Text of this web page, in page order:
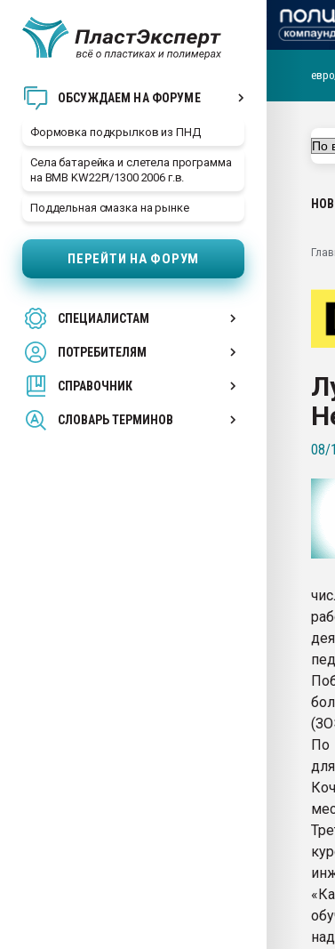
ОБСУЖДАЕМ НА ФОРУМЕ
Формовка подкрылков из ПНД
Села батарейка и слетела программа
на BMB KW22PI/1300 2006 г.в.
Поддельная смазка на рынке
ПЕРЕЙТИ НА ФОРУМ
СПЕЦИАЛИСТАМ
ПОТРЕБИТЕЛЯМ
СПРАВОЧНИК
СЛОВАРЬ ТЕРМИНОВ
29.07.2026
Вакуум-
28.07.2026
первый
пластмасс
ситуацией
Всё, что
бутылок
08/
По